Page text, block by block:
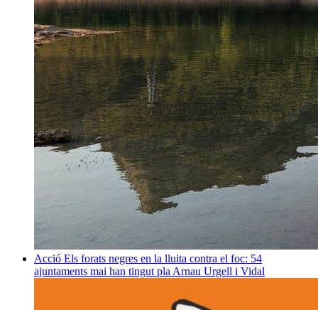
Acció Els forats negres en la lluita contra el foc: 54
ajuntaments mai han tingut pla Arnau Urgell i Vidal